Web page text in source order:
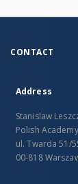
CONTACT
Address
Stanislaw
Polish
ul. Twarda 51/
00-818